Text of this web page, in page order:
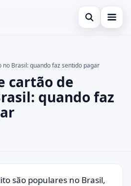
Abrir busca
ou ESC para fechar.
Brasil: quando faz sentido pagar
cartão de
quando faz
são populares no Brasil,